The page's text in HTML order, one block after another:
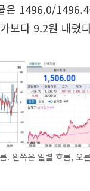
은 1496.0/
보다 9.2원 내렸
. 왼쪽은 일별 흐름, 오